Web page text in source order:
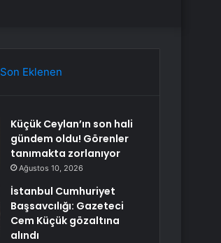
Son Eklenen
Küçük Ceylan’ın son hali
gündem oldu! Görenler
tanımakta zorlanıyor
Ağustos 10, 2026
İstanbul Cumhuriyet
Başsavcılığı: Gazeteci
Cem Küçük gözaltına
alındı